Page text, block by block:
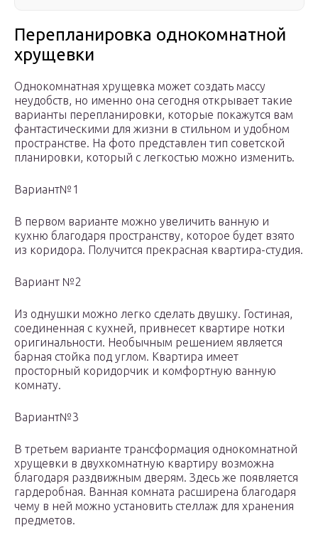
Перепланировка однокомнатной
хрущевки
Однокомнатная хрущевка может создать массу
неудобств, но именно она сегодня открывает такие
варианты перепланировки, которые покажутся вам
фантастическими для жизни в стильном и удобном
пространстве. На фото представлен тип советской
планировки, который с легкостью можно изменить.
Вариант№1
В первом варианте можно увеличить ванную и
кухню благодаря пространству, которое будет взято
из коридора. Получится прекрасная квартира-студия.
Вариант №2
Из однушки можно легко сделать двушку. Гостиная,
соединенная с кухней, привнесет квартире нотки
оригинальности. Необычным решением является
барная стойка под углом. Квартира имеет
просторный коридорчик и комфортную ванную
комнату.
Вариант№3
В третьем варианте трансформация однокомнатной
хрущевки в двухкомнатную квартиру возможна
благодаря раздвижным дверям. Здесь же появляется
гардеробная. Ванная комната расширена благодаря
чему в ней можно установить стеллаж для хранения
предметов.